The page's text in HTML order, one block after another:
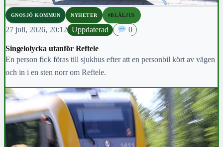
GNOSJÖ KOMMUN NYHETER #BLÅLJUS
27 juli, 2026, 20:12 Uppdaterad 0
Singelolycka utanför Reftele
En person fick föras till sjukhus efter att en personbil kört av vägen
och in i en sten norr om Reftele.